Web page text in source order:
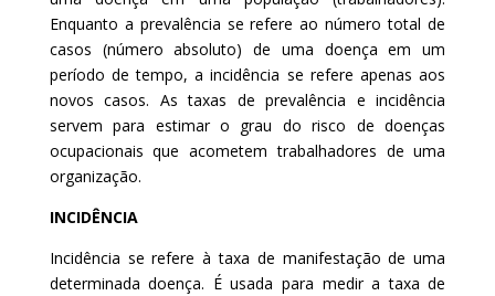
Enquanto a prevalência se refere ao número total de
casos (número absoluto) de uma doença em um
período de tempo, a incidência se refere apenas aos
novos casos. As taxas de prevalência e incidência
servem para estimar o grau do risco de doenças
ocupacionais que acometem trabalhadores de uma
organização.
INCIDÊNCIA
Incidência se refere à taxa de manifestação de uma
determinada doença. É usada para medir a taxa de